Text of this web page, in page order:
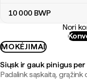
10 000 BWP
Nori
MOKĖJIMAI
Siųsk ir gauk pinigus
Padalink sąskaitą,